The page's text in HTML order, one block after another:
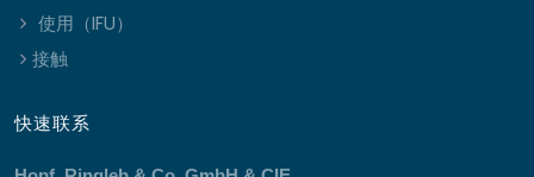
使用（IFU）
接触
快速联系